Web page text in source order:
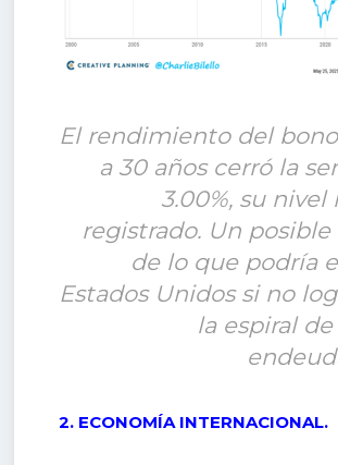
El rendimiento del
a 30 años cerró la
3.00%, su nivel
registrado. Un
de lo que podría
Estados Unidos si no
la espiral
2. ECONOMÍA INTERNACIONAL.